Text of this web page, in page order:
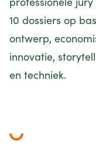
10 dossiers op
ontwerp,
innovatie,
en techniek.